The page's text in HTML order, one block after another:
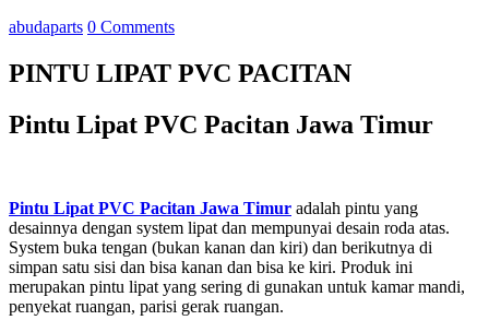
abudaparts 0 Comments
PINTU LIPAT PVC PACITAN
Pintu Lipat PVC Pacitan Jawa Timur
Pintu Lipat PVC Pacitan Jawa Timur adalah pintu yang
desainnya dengan system lipat dan mempunyai desain roda atas.
System buka tengan (bukan kanan dan kiri) dan berikutnya di
simpan satu sisi dan bisa kanan dan bisa ke kiri. Produk ini
merupakan pintu lipat yang sering di gunakan untuk kamar mandi,
penyekat ruangan, parisi gerak ruangan.